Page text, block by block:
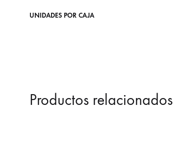
UNIDADES POR CAJA
Productos relacionados